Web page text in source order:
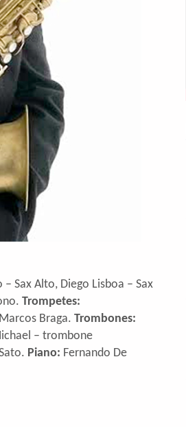
Sax Alto, Diego Lisboa – Sax
Trompetes:
Braga. Trombones:
– trombone
Piano: Fernando De